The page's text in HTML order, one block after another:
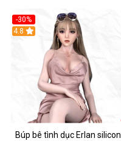
-30%
4.8
Búp bê tình dục Erlan silicon